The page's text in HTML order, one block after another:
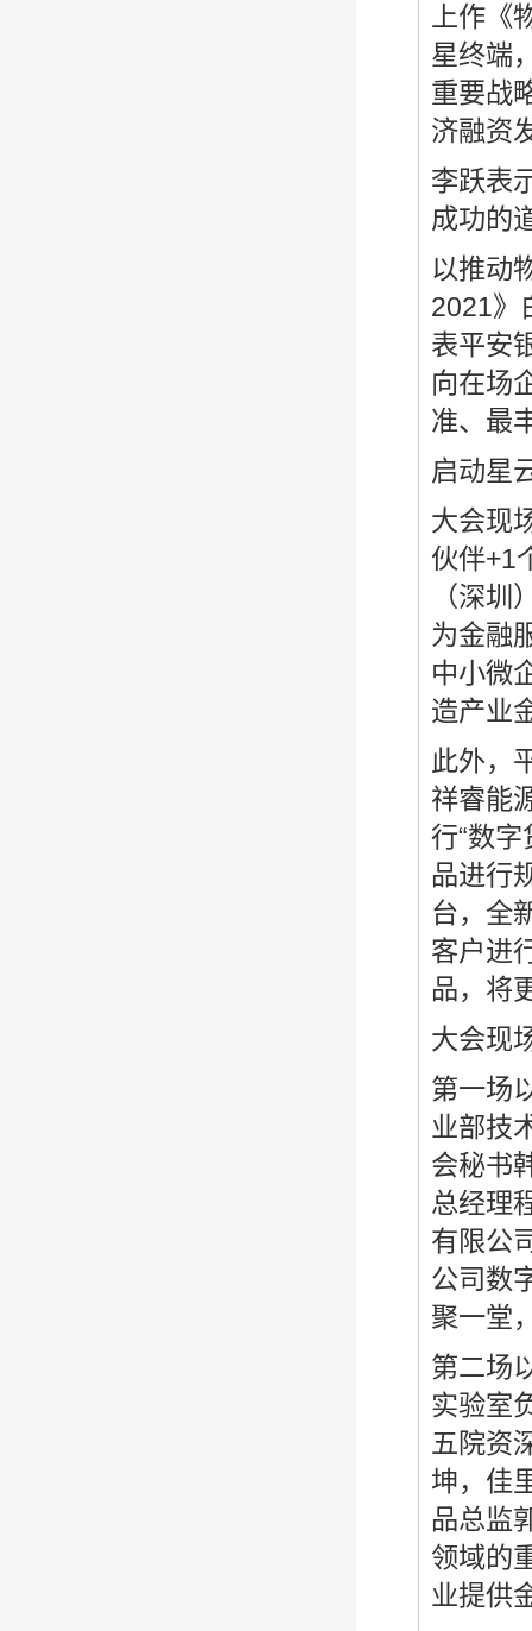
上作《
星终端
重要战
济融资
李跃表
成功的
以推动
2021》
表平安
向在场
准、最
启动星
大会现
伙伴+1
（深
为金融
中小微
造产业
此外，
祥睿能
行“数
品进行
台，全
客户进
品，将
大会现
第一场
业部技
会秘书
总经理
有限公
公司数
聚一堂
第二场
实验室
五院资
坤，佳
品总监
领域的
业提供